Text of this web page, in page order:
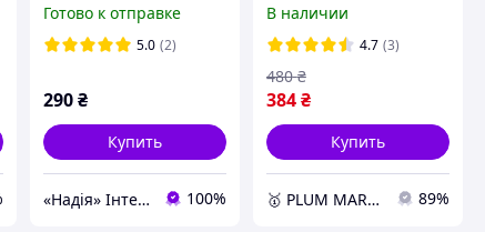
Готово к отправке
5.0 (2)
290 ₴
Купить
«Надія» Інтернет-Магазин 100%
оправой черные Blue
Block для чтения и
компьютера +0.5
В наличии
4.7 (3)
384₴
480 ₴
Купить
🥇 PLUM MARKET 89%